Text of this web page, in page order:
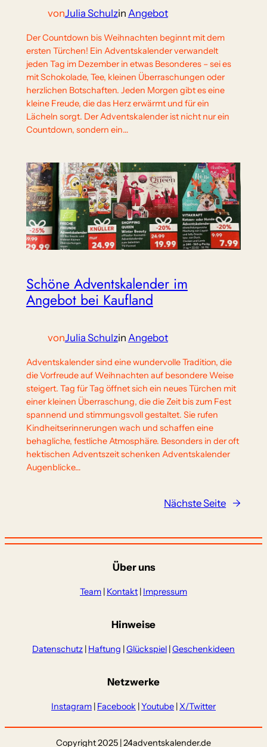
vonJulia Schulzin Angebot
Der Countdown bis Weihnachten beginnt mit dem
ersten Türchen! Ein Adventskalender verwandelt
jeden Tag im Dezember in etwas Besonderes – sei es
mit Schokolade, Tee, kleinen Überraschungen oder
herzlichen Botschaften. Jeden Morgen gibt es eine
kleine Freude, die das Herz erwärmt und für ein
Lächeln sorgt. Der Adventskalender ist nicht nur ein
Countdown, sondern ein…
Schöne Adventskalender im
Angebot bei Kaufland
vonJulia Schulzin Angebot
Adventskalender sind eine wundervolle Tradition, die
die Vorfreude auf Weihnachten auf besondere Weise
steigert. Tag für Tag öffnet sich ein neues Türchen mit
einer kleinen Überraschung, die die Zeit bis zum Fest
spannend und stimmungsvoll gestaltet. Sie rufen
Kindheitserinnerungen wach und schaffen eine
behagliche, festliche Atmosphäre. Besonders in der oft
hektischen Adventszeit schenken Adventskalender
Augenblicke…
Nächste Seite →
Über uns
Team | Kontakt | Impressum
Hinweise
Datenschutz | Haftung |Glückspiel |Geschenkideen
Netzwerke
Instagram | Facebook |Youtube |X/Twitter
Copyright 2025 | 24adventskalender.de